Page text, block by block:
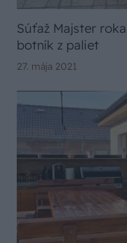
Súťaž Majster
botník z paliet
27. mája 2021